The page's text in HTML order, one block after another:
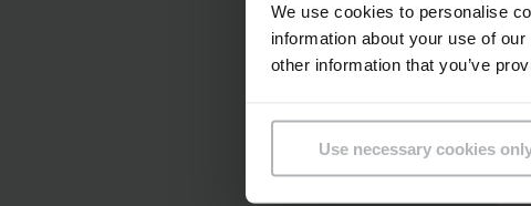
We use cookies to personalise
information about your use of
other information that you’ve
Use necessary cookies